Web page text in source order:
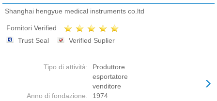
Shanghai hengyue medical instruments co.ltd
Fornitori Verified
Trust Seal
Verified Suplier
Tipo di attività:
Produttore
esportatore
venditore
Anno di fondazione:
1974